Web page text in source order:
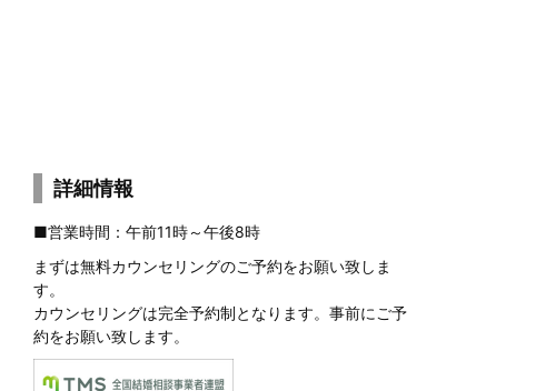
詳細情報
■営業時間：午前11時～午後8時
まずは無料カウンセリングのご予約をお願い致しま
す。
カウンセリングは完全予約制となります。事前にご予
約をお願い致します。